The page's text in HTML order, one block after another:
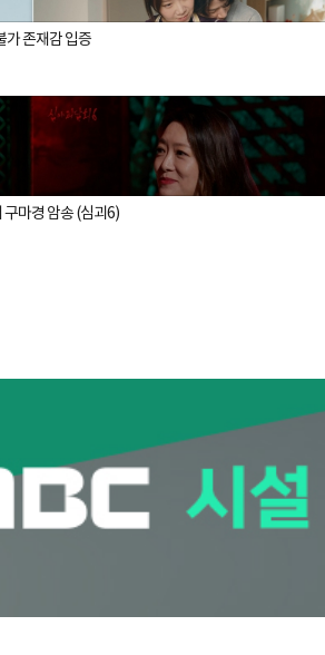
존재감 입증
마경 암송 (심괴6)